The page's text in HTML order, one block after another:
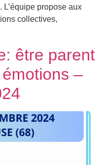
propose aux
collectives,
être parent
–